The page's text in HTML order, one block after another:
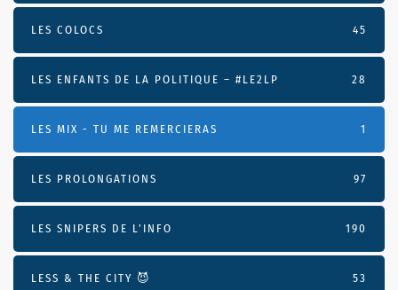
LES COLOCS 45
LES ENFANTS DE LA POLITIQUE – #LE2LP 28
LES MIX - TU ME REMERCIERAS 1
LES PROLONGATIONS 97
LES SNIPERS DE L’INFO 190
LESS & THE CITY 😈 53